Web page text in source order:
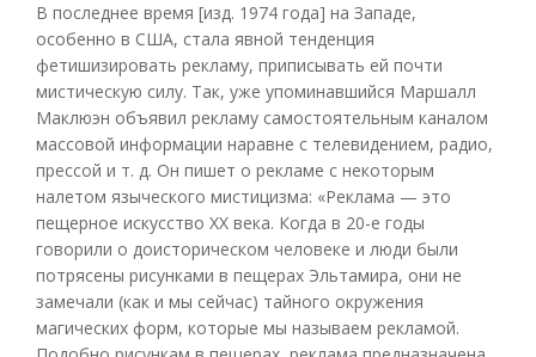
В последнее время [изд. 1974 года] на Западе,
особенно в США, стала явной тенденция
фетишизировать рекламу, приписывать ей почти
мистическую силу. Так, уже упоминавшийся Маршалл
Маклюэн объявил рекламу самостоятельным каналом
массовой информации наравне с телевидением, радио,
прессой и т. д. Он пишет о рекламе с некоторым
налетом языческого мистицизма: «Реклама — это
пещерное искусство XX века. Когда в 20-е годы
говорили о доисторическом человеке и люди были
потрясены рисунками в пещерах Эльтамира, они не
замечали (как и мы сейчас) тайного окружения
магических форм, которые мы называем рекламой.